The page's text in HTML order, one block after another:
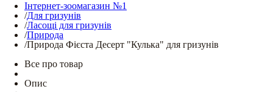
Інтернет-зоомагазин №1
/Для гризунів
/Ласощі для гризунів
/Природа
/Природа Фієста Десерт "Кулька" для гризунів
Все про товар
Опис